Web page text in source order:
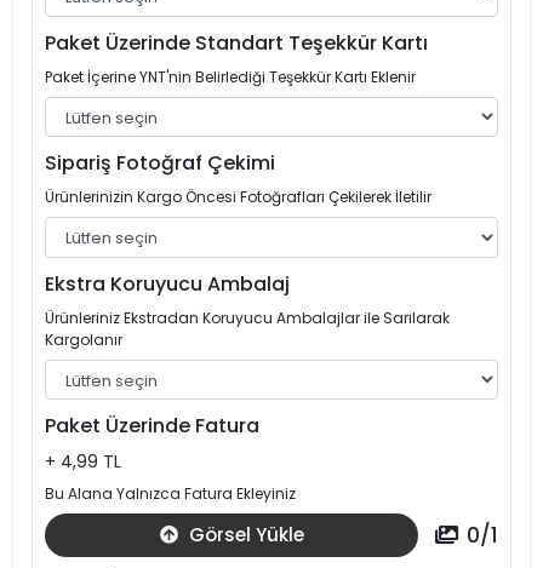
Paket Üzerinde Standart Teşekkür Kartı
Paket İçerine YNT'nin Belirlediği Teşekkür Kartı Eklenir
Sipariş Fotoğraf Çekimi
Ürünlerinizin Kargo Öncesi Fotoğrafları Çekilerek İletilir
Ekstra Koruyucu Ambalaj
Ürünleriniz Ekstradan Koruyucu Ambalajlar ile Sarılarak
Kargolanır
Paket Üzerinde Fatura
+ 4,99 TL
Bu Alana Yalnızca Fatura Ekleyiniz
Görsel Yükle 0/1